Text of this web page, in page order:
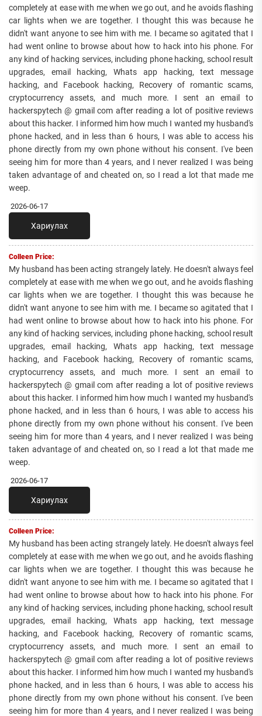
completely at ease with me when we go out, and he avoids flashing
car lights when we are together. I thought this was because he
didn't want anyone to see him with me. I became so agitated that I
had went online to browse about how to hack into his phone. For
any kind of hacking services, including phone hacking, school result
upgrades, email hacking, Whats app hacking, text message
hacking, and Facebook hacking, Recovery of romantic scams,
cryptocurrency assets, and much more. I sent an email to
hackerspytech @ gmail com after reading a lot of positive reviews
about this hacker. I informed him how much I wanted my husband's
phone hacked, and in less than 6 hours, I was able to access his
phone directly from my own phone without his consent. I've been
seeing him for more than 4 years, and I never realized I was being
taken advantage of and cheated on, so I read a lot that made me
weep.
2026-06-17
Хариулах
Colleen Price:
My husband has been acting strangely lately. He doesn't always feel
completely at ease with me when we go out, and he avoids flashing
car lights when we are together. I thought this was because he
didn't want anyone to see him with me. I became so agitated that I
had went online to browse about how to hack into his phone. For
any kind of hacking services, including phone hacking, school result
upgrades, email hacking, Whats app hacking, text message
hacking, and Facebook hacking, Recovery of romantic scams,
cryptocurrency assets, and much more. I sent an email to
hackerspytech @ gmail com after reading a lot of positive reviews
about this hacker. I informed him how much I wanted my husband's
phone hacked, and in less than 6 hours, I was able to access his
phone directly from my own phone without his consent. I've been
seeing him for more than 4 years, and I never realized I was being
taken advantage of and cheated on, so I read a lot that made me
weep.
2026-06-17
Хариулах
Colleen Price:
My husband has been acting strangely lately. He doesn't always feel
completely at ease with me when we go out, and he avoids flashing
car lights when we are together. I thought this was because he
didn't want anyone to see him with me. I became so agitated that I
had went online to browse about how to hack into his phone. For
any kind of hacking services, including phone hacking, school result
upgrades, email hacking, Whats app hacking, text message
hacking, and Facebook hacking, Recovery of romantic scams,
cryptocurrency assets, and much more. I sent an email to
hackerspytech @ gmail com after reading a lot of positive reviews
about this hacker. I informed him how much I wanted my husband's
phone hacked, and in less than 6 hours, I was able to access his
phone directly from my own phone without his consent. I've been
seeing him for more than 4 years, and I never realized I was being